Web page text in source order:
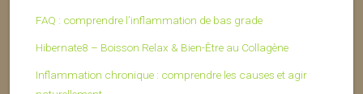
FAQ : comprendre l’inflammation de bas grade
Hibernate8 – Boisson Relax & Bien-Être au Collagène
Inflammation chronique : comprendre les causes et agir